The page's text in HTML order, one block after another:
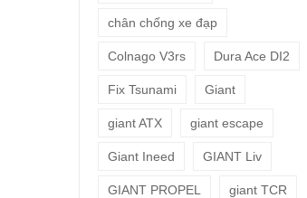
chân chống xe đạp
Colnago V3rs Dura Ace DI2
Fix Tsunami Giant
giant ATX giant escape
Giant Ineed GIANT Liv
GIANT PROPEL giant TCR